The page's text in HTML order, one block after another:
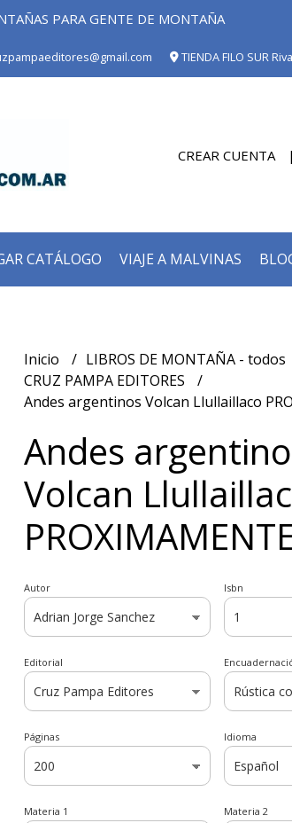
PARA GENTE DE MONTAÑA
TIENDA FILO SUR
CREAR CUENTA
CATÁLOGO VIAJE A MALVINAS
Inicio
LIBROS DE MONTAÑA - todos
CRUZ PAMPA EDITORES
Andes argentinos Volcan Llullaillaco
Andes
Volcan
Autor Isbn
Editorial
Páginas Idioma
Materia 1 Materia 2